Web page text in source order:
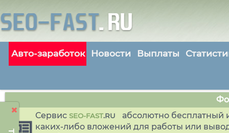
Авто-заработок Новости Выплаты
Сервис SEO-FAST.RU
абсолютно бесплатный
каких-либо вложений для работы или